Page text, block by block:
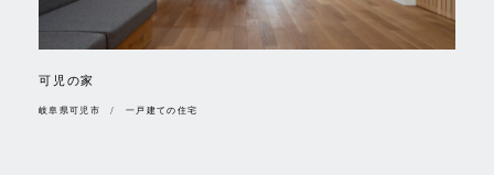
可児の家
岐阜県可児市 / 一戸建ての住宅